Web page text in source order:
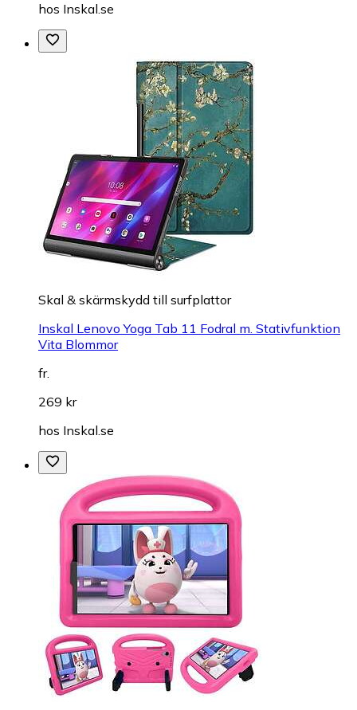
hos Inskal.se
Skal & skärmskydd till surfplattor
Inskal Lenovo Yoga Tab 11 Fodral m. Stativfunktion
Vita Blommor
fr.
269 kr
hos Inskal.se